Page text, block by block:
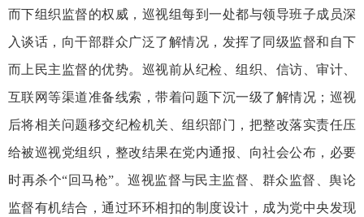
而下组织监督的权威，巡视组每到一处都与领导班子成员深
入谈话，向干部群众广泛了解情况，发挥了同级监督和自下
而上民主监督的优势。巡视前从纪检、组织、信访、审计、
互联网等渠道准备线索，带着问题下沉一级了解情况；巡视
后将相关问题移交纪检机关、组织部门，把整改落实责任压
给被巡视党组织，整改结果在党内通报、向社会公布，必要
时再杀个“回马枪”。巡视监督与民主监督、群众监督、舆论
监督有机结合，通过环环相扣的制度设计，成为党中央发现